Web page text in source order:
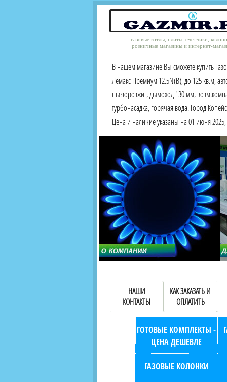
газовые котлы, плиты, счетчики,
розничные магазины и интернет-
В нашем магазине Вы сможете купить
Лемакс Премиум 12.5N(B), до 125 кв.м,
пьезорозжиг, дымоход 130 мм,
турбонасадка, горячая вода. Город
Цена и наличие указаны на 01 июня
НАШИ
КОНТАКТЫ
КАК ЗАКАЗАТЬ И
ОПЛАТИТЬ
ГОТОВЫЕ КОМПЛЕКТЫ -
ЦЕНА ДЕШЕВЛЕ
ГАЗОВЫЕ КОЛОНКИ